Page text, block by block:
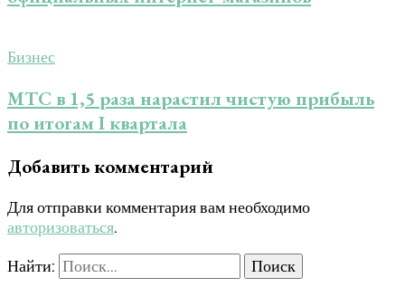
Бизнес
МТС в 1,5 раза нарастил чистую прибыль
по итогам I квартала
Добавить комментарий
Для отправки комментария вам необходимо
авторизоваться.
Найти: